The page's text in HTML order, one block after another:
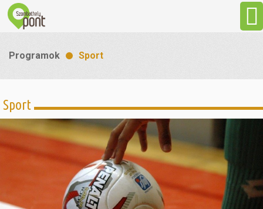
Látnivalók
Gasztronómia
Programok Sport
Sport